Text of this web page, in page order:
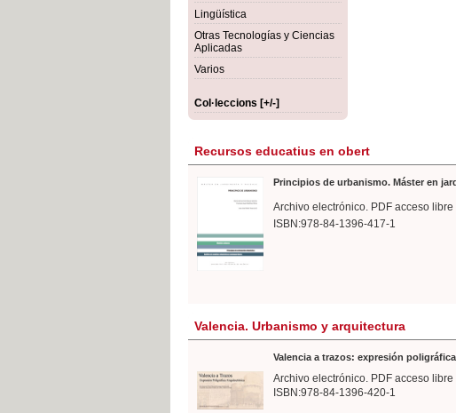
Lingüística
Otras Tecnologías y Ciencias
Aplicadas
Varios
Col·leccions [+/-]
Recursos educatius en obert
Principios de urbanismo. Máster en
Archivo electrónico. PDF acceso libre
ISBN:978-84-1396-417-1
Valencia. Urbanismo y arquitectura
Valencia a trazos: expresión
Archivo electrónico. PDF acceso libre
ISBN:978-84-1396-420-1